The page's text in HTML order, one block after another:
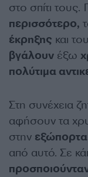
στο σπίτι
περισσότερο,
έκρηξης και
βγάλουν έξω
πολύτιμα
Στη συνέχεια
αφήσουν τα
στην εξώπορτα
από αυτό. Σε